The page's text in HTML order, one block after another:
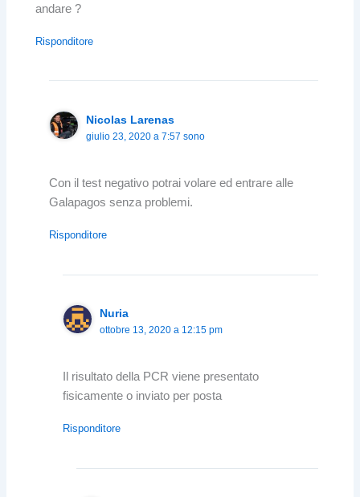
andare ?
Risponditore
Nicolas Larenas
giulio 23, 2020 a 7:57 sono
Con il test negativo potrai volare ed entrare alle
Galapagos senza problemi.
Risponditore
Nuria
ottobre 13, 2020 a 12:15 pm
Il risultato della PCR viene presentato
fisicamente o inviato per posta
Risponditore